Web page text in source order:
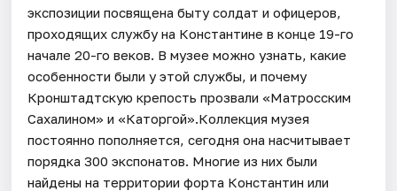
экспозиции посвящена быту солдат и офицеров,
проходящих службу на Константине в конце 19-го
начале 20-го веков. В музее можно узнать, какие
особенности были у этой службы, и почему
Кронштадтскую крепость прозвали «Матросским
Сахалином» и «Каторгой».Коллекция музея
постоянно пополняется, сегодня она насчитывает
порядка 300 экспонатов. Многие из них были
найдены на территории форта Константин или